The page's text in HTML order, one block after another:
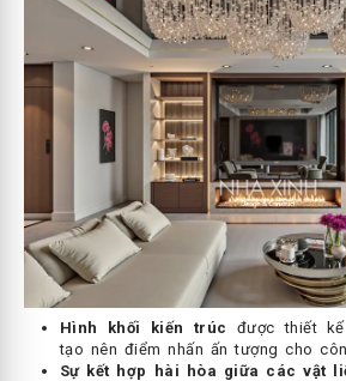
Hình khối kiến trúc
được thiết
tạo nên điểm nhấn ấn tượng cho
Sự kết hợp hài hòa giữa các vật